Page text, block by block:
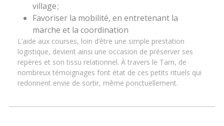
village ;
Favoriser la mobilité, en entretenant la
marche et la coordination
L’aide aux courses, loin d’être une simple prestation
logistique, devient ainsi une occasion de préserver ses
repères et son tissu relationnel. À travers le Tarn, de
nombreux témoignages font état de ces petits rituels qui
redonnent envie de sortir, même ponctuellement.